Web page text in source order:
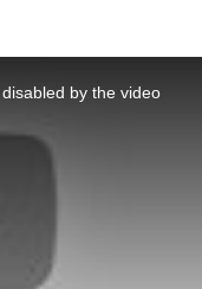
by the video